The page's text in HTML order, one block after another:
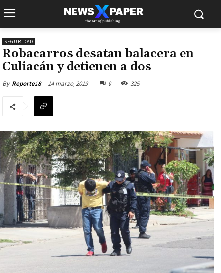
SEGURIDAD
Robacarros desatan balacera en
Culiacán y detienen a dos
By Reporte18 14 marzo, 2019 0 325